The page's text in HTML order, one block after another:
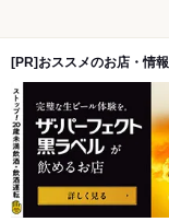
[PR]おススメのお店・情報